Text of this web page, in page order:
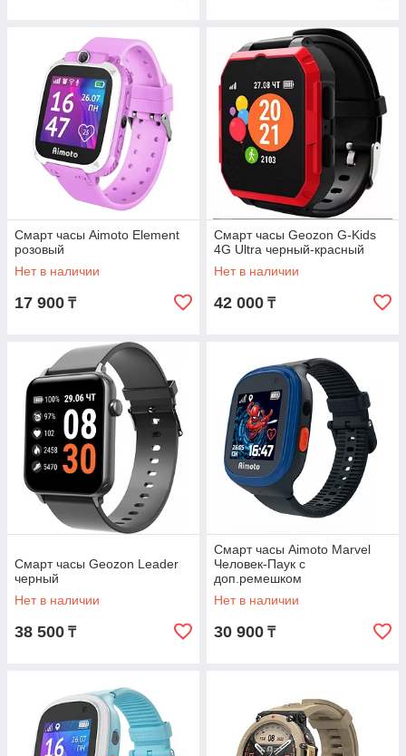
Смарт часы Aimoto Element
розовый
Нет в наличии
17 900 ₸
Смарт часы Geozon G-Kids
4G Ultra черный-красный
Нет в наличии
42 000 ₸
Смарт часы Geozon Leader
черный
Нет в наличии
38 500 ₸
Смарт часы Aimoto Marvel
Человек-Паук c
доп.ремешком
Нет в наличии
30 900 ₸